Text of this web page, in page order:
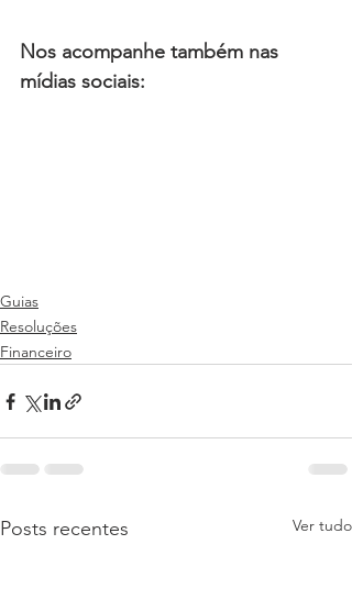
Nos acompanhe também nas
mídias sociais:
Guias
Resoluções
Financeiro
Posts recentes Ver tudo